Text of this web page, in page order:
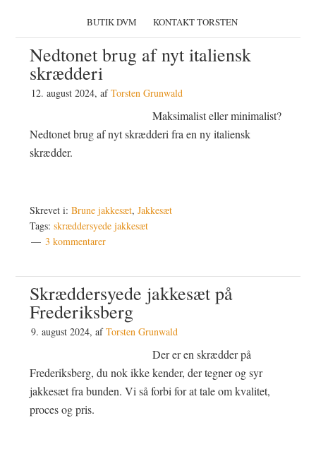
BUTIK DVM KONTAKT TORSTEN
Nedtonet brug af nyt italiensk
skrædderi
12. august 2024, afTorsten Grunwald
Maksimalist eller minimalist?
Nedtonet brug af nyt skrædderi fra en ny italiensk
skrædder.
Skrevet i:Brune jakkesæt,Jakkesæt
Tags:skræddersyede jakkesæt
3 kommentarer
Skræddersyede jakkesæt på
Frederiksberg
9. august 2024, afTorsten Grunwald
Der er en skrædder på
Frederiksberg, du nok ikke kender, der tegner og syr
jakkesæt fra bunden. Vi så forbi for at tale om kvalitet,
proces og pris.